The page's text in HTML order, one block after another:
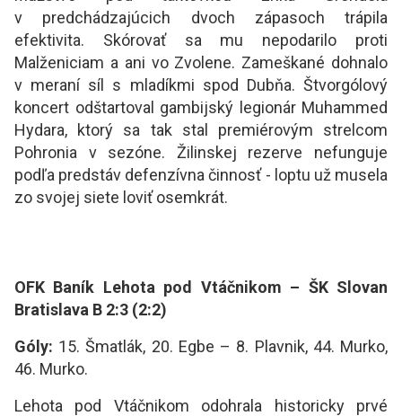
v predchádzajúcich dvoch zápasoch trápila
efektivita. Skórovať sa mu nepodarilo proti
Malženiciam a ani vo Zvolene. Zameškané dohnalo
v meraní síl s mladíkmi spod Dubňa. Štvorgólový
koncert odštartoval gambijský legionár Muhammed
Hydara, ktorý sa tak stal premiérovým strelcom
Pohronia v sezóne. Žilinskej rezerve nefunguje
podľa predstáv defenzívna činnosť - loptu už musela
zo svojej siete loviť osemkrát.
OFK Baník Lehota pod Vtáčnikom – ŠK Slovan
Bratislava B 2:3 (2:2)
Góly: 15. Šmatlák, 20. Egbe – 8. Plavnik, 44. Murko,
46. Murko.
Lehota pod Vtáčnikom odohrala historicky prvé